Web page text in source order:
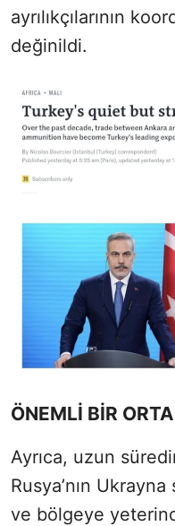
ayrılıkçılarının
değinildi.
ÖNEMLİ BİR
Ayrıca, uzun
Rusya’nın
ve bölgeye